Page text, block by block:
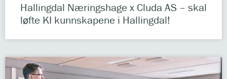
Hallingdal Næringshage x Cluda AS – skal
løfte KI kunnskapene i Hallingdal!